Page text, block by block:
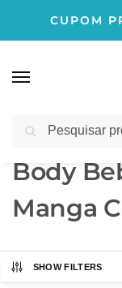
CUPOM
Início Produtos
Body
Manga
SHOW FILTERS